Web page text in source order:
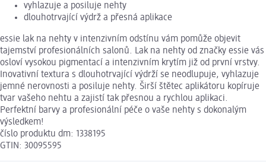
vyhlazuje a posiluje nehty
dlouhotrvající výdrž a přesná aplikace
essie lak na nehty v intenzivním odstínu vám pomůže objevit
tajemství profesionálních salonů. Lak na nehty od značky essie vás
osloví vysokou pigmentací a intenzivním krytím již od první vrstvy.
Inovativní textura s dlouhotrvající výdrží se neodlupuje, vyhlazuje
jemné nerovnosti a posiluje nehty. Širší štětec aplikátoru kopíruje
tvar vašeho nehtu a zajistí tak přesnou a rychlou aplikaci.
Perfektní barvy a profesionální péče o vaše nehty s dokonalým
výsledkem!
číslo produktu dm: 1338195
GTIN: 30095595